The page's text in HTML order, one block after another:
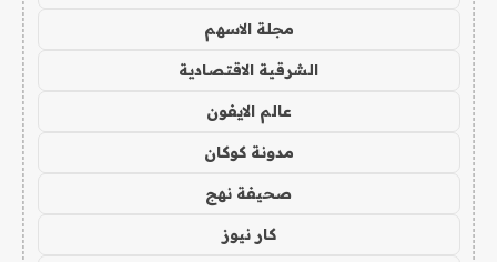
مجلة الاسهم
الشرقية الاقتصادية
عالم الايفون
مدونة كوكان
صحيفة نهج
كار نيوز